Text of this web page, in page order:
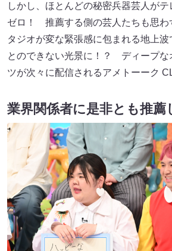
しかし、ほとんどの秘密兵器芸人が
ゼロ！ 推薦する側の芸人たちも思わ
タジオが変な緊張感に包まれる地上波
とのできない光景に！？ ディープな
ツが次々に配信されるアメトーーク
業界関係者に是非とも推薦